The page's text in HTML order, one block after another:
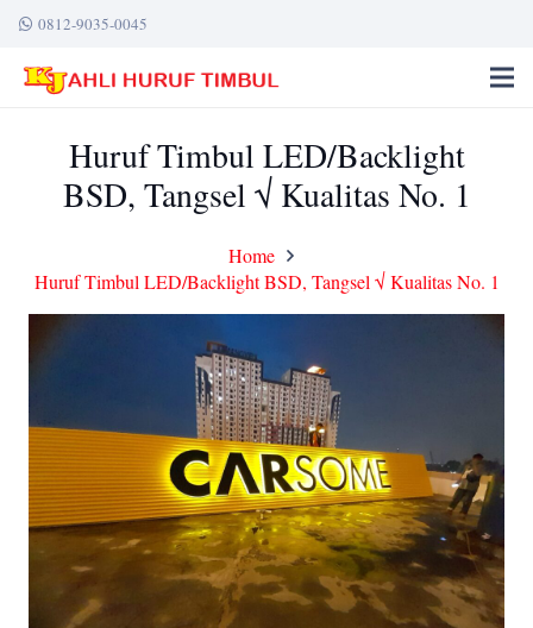
0812-9035-0045
Huruf Timbul LED/Backlight
BSD, Tangsel √ Kualitas No. 1
Home
Huruf Timbul LED/Backlight BSD, Tangsel √ Kualitas No. 1